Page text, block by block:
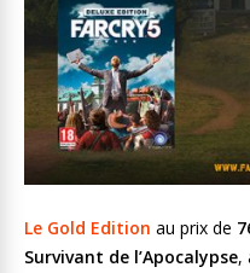
Le Gold Edition au prix de
Survivant de l’Apocalypse,